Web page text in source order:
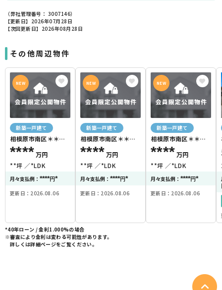
（弊社管理番号： 3007146）
【更新日】2026年07月28日
【次回更新日】2026年08月28日
その他周辺物件
NEW
新築一戸建て
相模原市南区＊＊＊
＊
****万円
**坪
*LDK
月々支払例： ****円*
更新日：2026.08.06
NEW
新築一戸建て
相模原市南区＊＊＊
＊
****万円
**坪
*LDK
月々支払例： ****円*
更新日：2026.08.06
NEW
新築一戸建て
相模原市南区＊＊＊
＊
****万円
**坪
*LDK
月々支払例： ****円*
更新日：2026.08.06
*40年ローン / 金利1.000%の場合
※審査により金利は変わる可能性があります。
詳しくは詳細ページをご覧ください。